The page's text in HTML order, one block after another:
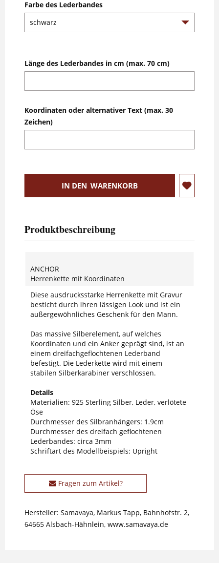
Farbe des Lederbandes
Länge des Lederbandes in cm (max. 70 cm)
Koordinaten oder alternativer Text (max. 30
Zeichen)
IN DEN WARENKORB
Produktbeschreibung
ANCHOR
Herrenkette mit Koordinaten
Diese ausdrucksstarke Herrenkette mit Gravur
besticht durch ihren lässigen Look und ist ein
außergewöhnliches Geschenk für den Mann.
Das massive Silberelement, auf welches
Koordinaten und ein Anker geprägt sind, ist an
einem dreifachgeflochtenen Lederband
befestigt. Die Lederkette wird mit einem
stabilen Silberkarabiner verschlossen.
Details
Materialien: 925 Sterling Silber, Leder, verlötete
Öse
Durchmesser des Silbranhängers: 1.9cm
Durchmesser des dreifach geflochtenen
Lederbandes: circa 3mm
Schriftart des Modellbeispiels: Upright
Fragen zum Artikel?
Hersteller: Samavaya, Markus Tapp, Bahnhofstr. 2,
64665 Alsbach-Hähnlein, www.samavaya.de